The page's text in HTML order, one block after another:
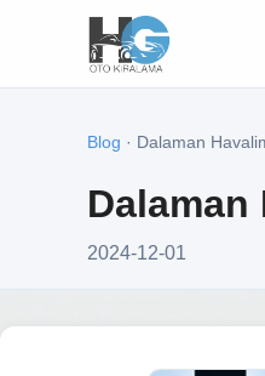
Blog · Dalaman
Dalaman
2024-12-01